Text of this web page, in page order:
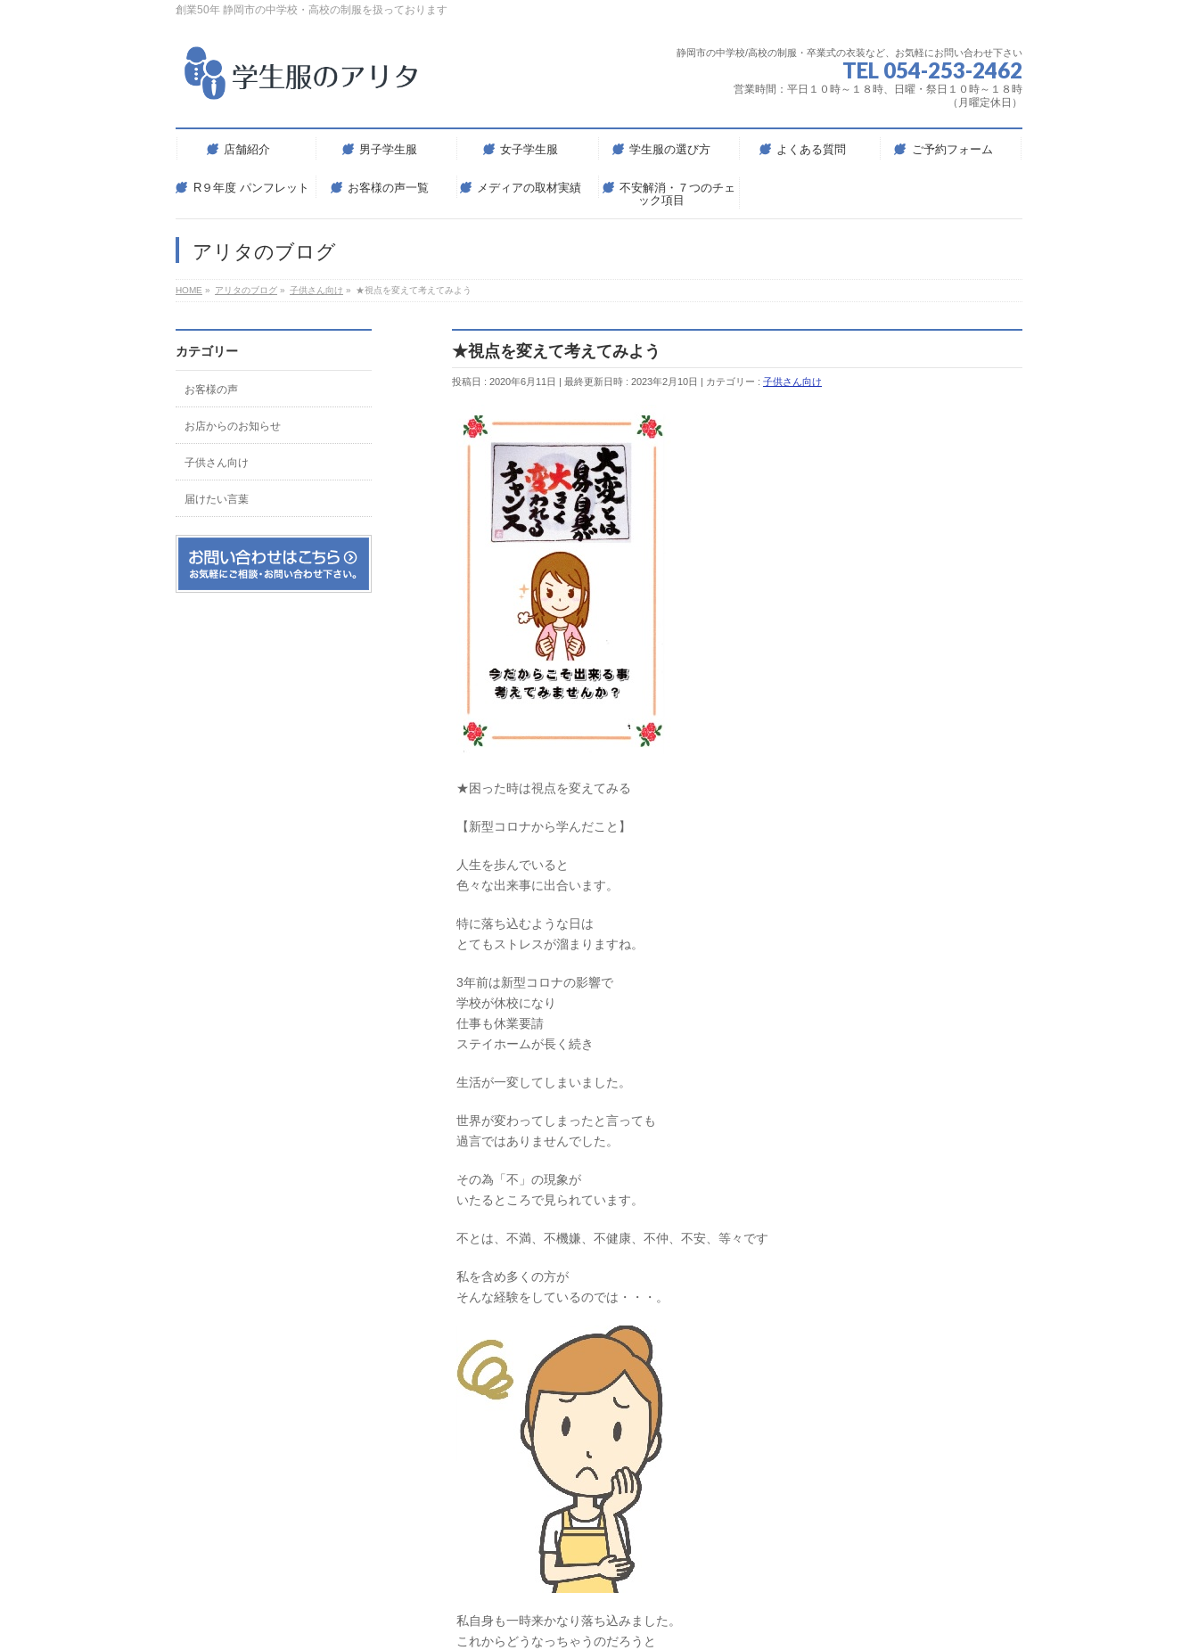
創業50年 静岡市の中学校・高校の制服を扱っております
静岡市の中学校/高校の制服・卒業式の衣装など、お気軽にお問い合わせ下さい
TEL 054-253-2462
営業時間：平日１０時～１８時、日曜・祭日１０時～１８時
（月曜定休日）
店舗紹介 男子学生服 女子学生服 学生服の選び方 よくある質問 ご予約フォーム
R９年度 パンフレット お客様の声一覧 メディアの取材実績
不安解消・７つのチェ
ック項目
アリタのブログ
HOME » アリタのブログ » 子供さん向け » ★視点を変えて考えてみよう
★視点を変えて考えてみよう
投稿日 : 2020年6月11日 最終更新日時 : 2023年2月10日 カテゴリー : 子供さん向け
★困った時は視点を変えてみる
【新型コロナから学んだこと】
人生を歩んでいると
色々な出来事に出合います。
特に落ち込むような日は
とてもストレスが溜まりますね。
3年前は新型コロナの影響で
学校が休校になり
仕事も休業要請
ステイホームが長く続き
生活が一変してしまいました。
世界が変わってしまったと言っても
過言ではありませんでした。
その為「不」の現象が
いたるところで見られています。
不とは、不満、不機嫌、不健康、不仲、不安、等々です
私を含め多くの方が
そんな経験をしているのでは・・・。
私自身も一時来かなり落ち込みました。
これからどうなっちゃうのだろうと
カテゴリー
お客様の声
お店からのお知らせ
子供さん向け
届けたい言葉